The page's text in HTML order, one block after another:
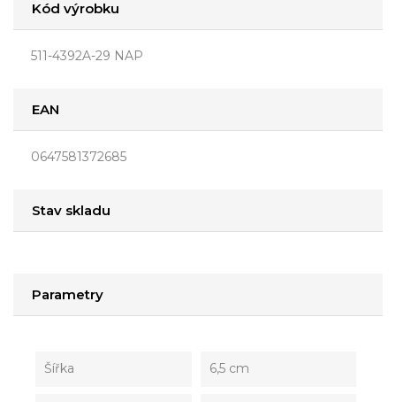
Kód výrobku
511-4392A-29 NAP
EAN
0647581372685
Stav skladu
Parametry
Šířka 6,5 cm